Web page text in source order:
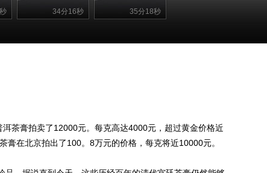
34分16秒 35分18秒
茶膏拍卖了12000元。每克高达4000元，超过黄金价格近
膏在北京拍出了100。8万元的价格，每克将近10000元。